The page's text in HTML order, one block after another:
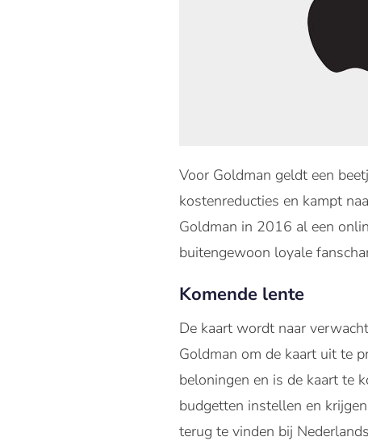
Voor Goldman geldt een
kostenreducties en kampt
Goldman in 2016 al een
buitengewoon loyale
Komende lente
De kaart wordt naar
Goldman om de kaart uit te
beloningen en is de kaart te
budgetten instellen en
terug te vinden bij